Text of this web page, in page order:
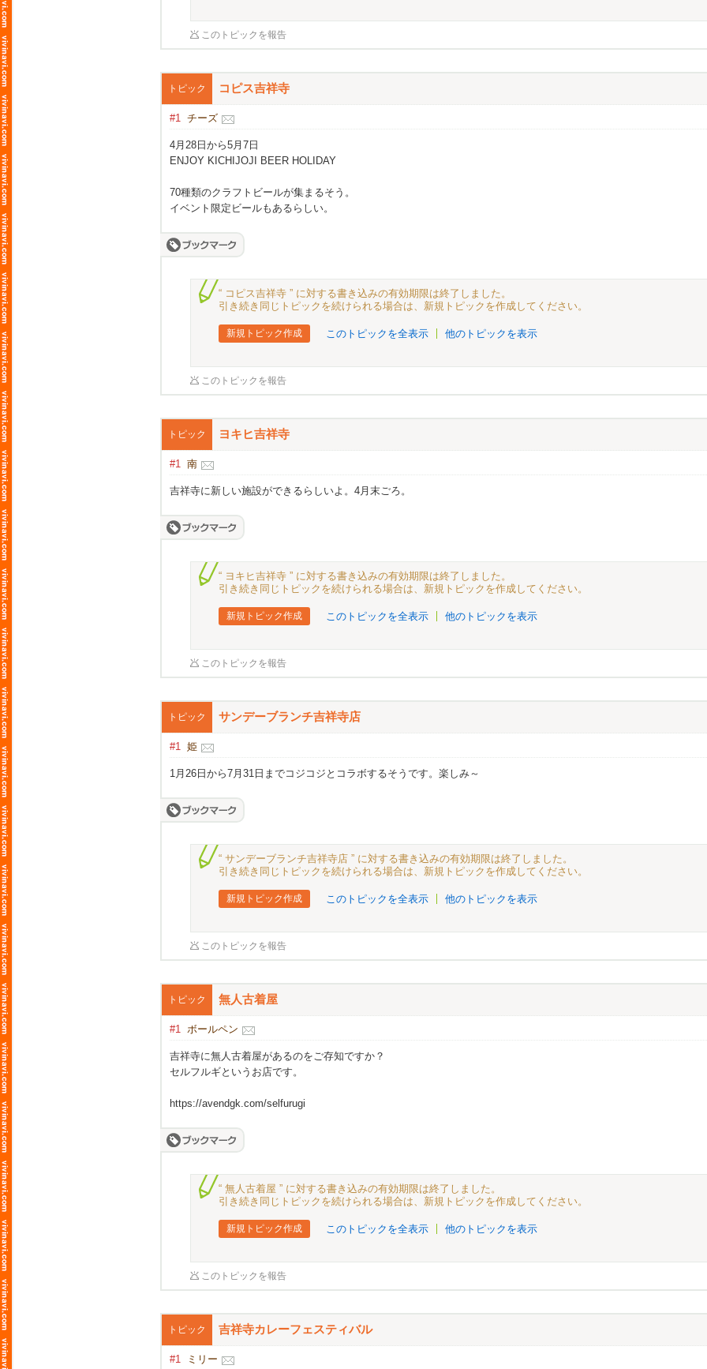
このトピックを報告
トピック コピス吉祥寺
#1 チーズ
4月28日から5月7日
ENJOY KICHIJOJI BEER HOLIDAY
70種類のクラフトビールが集まるそう。
イベント限定ビールもあるらしい。
“ コピス吉祥寺 ” に対する書き込みの有効期限は終了しました。
引き続き同じトピックを続けられる場合は、新規トピックを作成してください。
新規トピック作成 このトピックを全表示 他のトピックを表示
このトピックを報告
トピック ヨキヒ吉祥寺
#1 南
吉祥寺に新しい施設ができるらしいよ。4月末ごろ。
“ ヨキヒ吉祥寺 ” に対する書き込みの有効期限は終了しました。
引き続き同じトピックを続けられる場合は、新規トピックを作成してください。
新規トピック作成 このトピックを全表示 他のトピックを表示
このトピックを報告
トピック サンデーブランチ吉祥寺店
#1 姫
1月26日から7月31日までコジコジとコラボするそうです。楽しみ～
“ サンデーブランチ吉祥寺店 ” に対する書き込みの有効期限は終了しました。
引き続き同じトピックを続けられる場合は、新規トピックを作成してください。
新規トピック作成 このトピックを全表示 他のトピックを表示
このトピックを報告
トピック 無人古着屋
#1 ボールペン
吉祥寺に無人古着屋があるのをご存知ですか？
セルフルギというお店です。
https://avendgk.com/selfurugi
“ 無人古着屋 ” に対する書き込みの有効期限は終了しました。
引き続き同じトピックを続けられる場合は、新規トピックを作成してください。
新規トピック作成 このトピックを全表示 他のトピックを表示
このトピックを報告
トピック 吉祥寺カレーフェスティバル
#1 ミリー